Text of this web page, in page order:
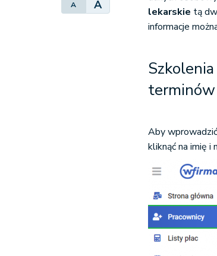
A A
lekarskie tą
informacje
Aby
kliknąć na imię i